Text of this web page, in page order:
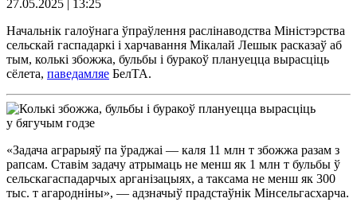
27.05.2025 | 13:25
Начальнік галоўнага ўпраўлення раслінаводства Міністэрства
сельскай гаспадаркі і харчавання Мікалай Лешык расказаў аб
тым, колькі збожжа, бульбы і буракоў плануецца вырасціць
сёлета, паведамляе БелТА.
«Задача аграрыяў па ўраджаі — каля 11 млн т збожжа разам з
рапсам. Ставім задачу атрымаць не менш як 1 млн т бульбы ў
сельскагаспадарчых арганізацыях, а таксама не менш як 300
тыс. т агародніны», — адзначыў прадстаўнік Мінсельгасхарча.